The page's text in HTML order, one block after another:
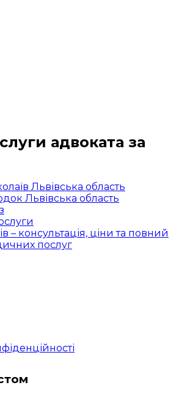
адвоката за
Львівська область
Львівська область
– консультація, ціни та повний
послуг